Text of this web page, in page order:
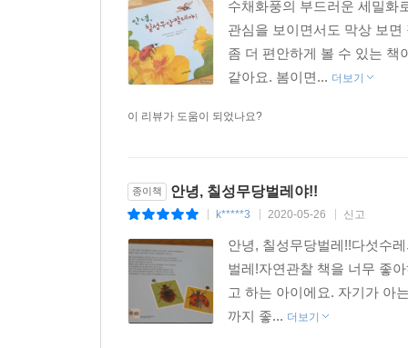
수채화풍의 부드러운 세밀화
관심을 보이면서도 막상 보
좀 더 편안하게 볼 수 있는 책
같아요. 봄이면... 더보기
이 리뷰가 도움이 되었나요?
종이책 안녕, 칠성무당벌레야!!
k*****3 2020-05-26 신고
안녕, 칠성무당벌레!!다섯수
벌레!자연관찰 책을 너무 좋
고 하는 아이에요. 자기가 아
까지 좋... 더보기